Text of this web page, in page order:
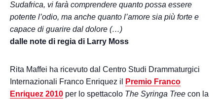
Sudafrica, vi farà comprendere quanto possa essere
potente l’odio, ma anche quanto l’amore sia più forte e
capace di guarire dal dolore (…)
dalle note di regia di Larry Moss
Rita Maffei ha ricevuto dal Centro Studi Drammaturgici
Internazionali Franco Enriquez il
Premio Franco
Enriquez 2010 per lo spettacolo The Syringa Tree con la